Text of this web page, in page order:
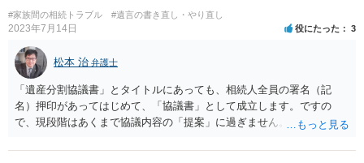
#家族間の相続トラブル #遺言の書き直し・やり直し
2023年7月14日 役にたった 3
松本 治 弁護士
「遺産分割協議書」とタイトルにあっても、相続人全員の署名（記
名）押印があってはじめて、「協議書」として成立します。ですの
で、現段階はあくまで協議内容の「提案」に過ぎません。 納得がいか
成立となります。その場合、成立させたい相続人が、家庭裁判所に遺